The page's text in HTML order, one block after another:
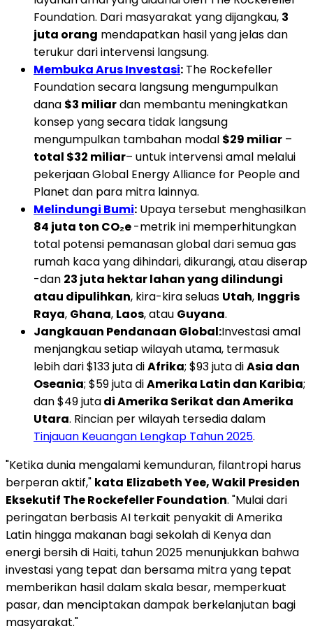
Foundation. Dari masyarakat yang dijangkau, 3
juta orang mendapatkan hasil yang jelas dan
terukur dari intervensi langsung.
Membuka Arus Investasi: The Rockefeller
Foundation secara langsung mengumpulkan
dana $3 miliardan membantu meningkatkan
konsep yang secara tidak langsung
mengumpulkan tambahan modal $29 miliar –
total $32 miliar– untuk intervensi amal melalui
pekerjaan Global Energy Alliance for People and
Planet dan para mitra lainnya.
Melindungi Bumi: Upaya tersebut menghasilkan
84 juta ton CO₂e-metrik ini memperhitungkan
total potensi pemanasan global dari semua gas
rumah kaca yang dihindari, dikurangi, atau diserap
-dan 23 juta hektar lahan yang dilindungi
atau dipulihkan, kira-kira seluas Utah, Inggris
Raya, Ghana, Laos, atau Guyana.
Jangkauan Pendanaan Global:Investasi amal
menjangkau setiap wilayah utama, termasuk
lebih dari $133 juta diAfrika; $93 juta diAsia dan
Oseania; $59 juta diAmerika Latin dan Karibia;
dan $49 jutadi Amerika Serikat dan Amerika
Utara. Rincian per wilayah tersedia dalam
Tinjauan Keuangan Lengkap Tahun 2025.
"Ketika dunia mengalami kemunduran, filantropi harus
berperan aktif," kata Elizabeth Yee, Wakil Presiden
Eksekutif The Rockefeller Foundation. "Mulai dari
peringatan berbasis AI terkait penyakit di Amerika
Latin hingga makanan bagi sekolah di Kenya dan
energi bersih di Haiti, tahun 2025 menunjukkan bahwa
investasi yang tepat dan bersama mitra yang tepat
memberikan hasil dalam skala besar, memperkuat
pasar, dan menciptakan dampak berkelanjutan bagi
masyarakat."